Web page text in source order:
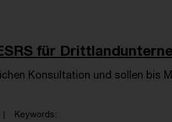
für
Konsultation und sollen bis
Keywords